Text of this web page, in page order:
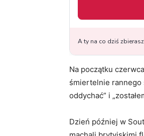
Na początku
śmiertelnie rannego
oddychać” i
Dzień później w